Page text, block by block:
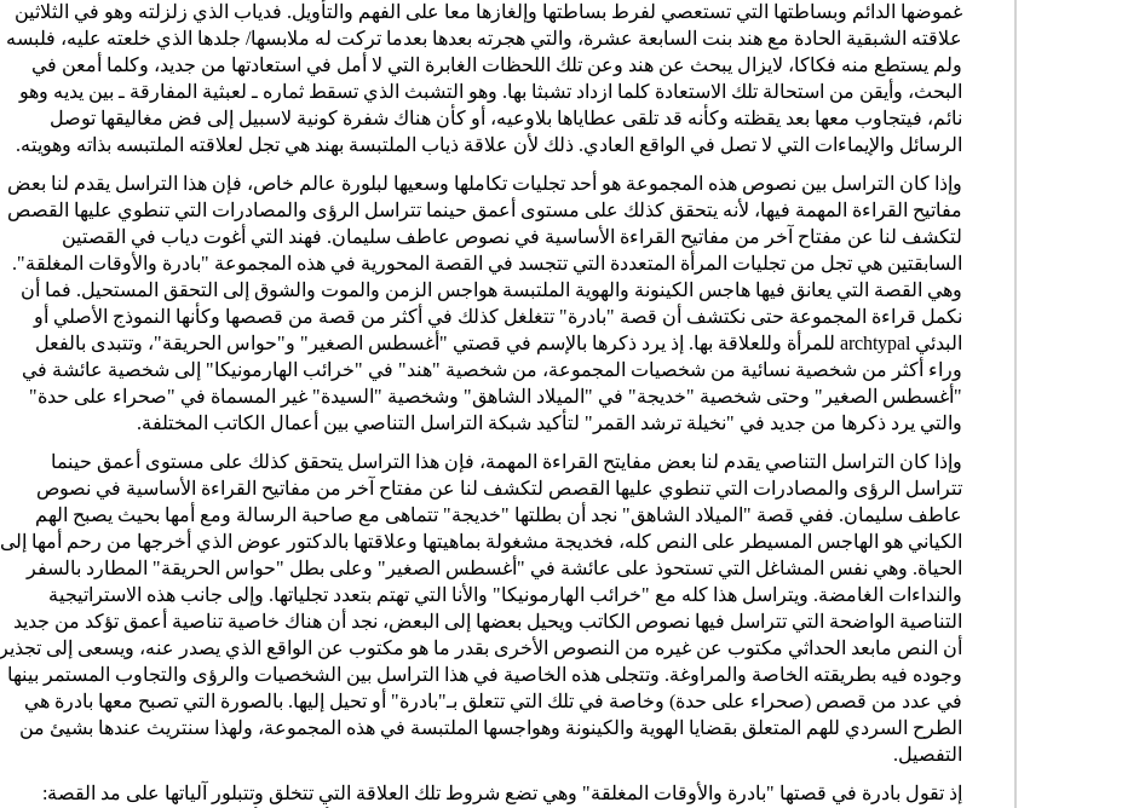
غموضها الدائم وبساطتها التي تستعصي لفرط بساطتها وإلغازها معا على الفهم والتأويل. فدياب الذي زلزلته وهو في الثلاثين
علاقته الشبقية الحادة مع هند بنت السابعة عشرة، والتي هجرته بعدها بعدما تركت له ملابسها/ جلدها الذي خلعته عليه، فلبسه
ولم يستطع منه فكاكا، لايزال يبحث عن هند وعن تلك اللحظات الغابرة التي لا أمل في استعادتها من جديد، وكلما أمعن في
البحث، وأيقن من استحالة تلك الاستعادة كلما ازداد تشبثا بها. وهو التشبث الذي تسقط ثماره ـ لعبثية المفارقة ـ بين يديه وهو
نائم، فيتجاوب معها بعد يقظته وكأنه قد تلقى عطاياها بلاوعيه، أو كأن هناك شفرة كونية لاسبيل إلى فض مغاليقها توصل
الرسائل والإيماءات التي لا تصل في الواقع العادي. ذلك لأن علاقة ذياب الملتبسة بهند هي تجل لعلاقته الملتبسه بذاته وهويته.
وإذا كان التراسل بين نصوص هذه المجموعة هو أحد تجليات تكاملها وسعيها لبلورة عالم خاص، فإن هذا التراسل يقدم لنا بعض
مفاتيح القراءة المهمة فيها، لأنه يتحقق كذلك على مستوى أعمق حينما تتراسل الرؤى والمصادرات التي تنطوي عليها القصص
لتكشف لنا عن مفتاح آخر من مفاتيح القراءة الأساسية في نصوص عاطف سليمان. فهند التي أغوت دياب في القصتين
السابقتين هي تجل من تجليات المرأة المتعددة التي تتجسد في القصة المحورية في هذه المجموعة "بادرة والأوقات المغلقة".
وهي القصة التي يعانق فيها هاجس الكينونة والهوية الملتبسة هواجس الزمن والموت والشوق إلى التحقق المستحيل. فما أن
نكمل قراءة المجموعة حتى نكتشف أن قصة "بادرة" تتغلغل كذلك في أكثر من قصة من قصصها وكأنها النموذج الأصلي أو
البدئي archtypal للمرأة وللعلاقة بها. إذ يرد ذكرها بالإسم في قصتي "أغسطس الصغير" و"حواس الحريقة"، وتتبدى بالفعل
وراء أكثر من شخصية نسائية من شخصيات المجموعة، من شخصية "هند" في "خرائب الهارمونيكا" إلى شخصية عائشة في
"أغسطس الصغير" وحتى شخصية "خديجة" في "الميلاد الشاهق" وشخصية "السيدة" غير المسماة في "صحراء على حدة"
والتي يرد ذكرها من جديد في "نخيلة ترشد القمر" لتأكيد شبكة التراسل التناصي بين أعمال الكاتب المختلفة.
وإذا كان التراسل التناصي يقدم لنا بعض مفايتح القراءة المهمة، فإن هذا التراسل يتحقق كذلك على مستوى أعمق حينما
تتراسل الرؤى والمصادرات التي تنطوي عليها القصص لتكشف لنا عن مفتاح آخر من مفاتيح القراءة الأساسية في نصوص
عاطف سليمان. ففي قصة "الميلاد الشاهق" نجد أن بطلتها "خديجة" تتماهى مع صاحبة الرسالة ومع أمها بحيث يصبح الهم
الكياني هو الهاجس المسيطر على النص كله، فخديجة مشغولة بماهيتها وعلاقتها بالدكتور عوض الذي أخرجها من رحم أمها إلى
الحياة. وهي نفس المشاغل التي تستحوذ على عائشة في "أغسطس الصغير" وعلى بطل "حواس الحريقة" المطارد بالسفر
والنداءات الغامضة. ويتراسل هذا كله مع "خرائب الهارمونيكا" والأنا التي تهتم بتعدد تجلياتها. وإلى جانب هذه الاستراتيجية
التناصية الواضحة التي تتراسل فيها نصوص الكاتب ويحيل بعضها إلى البعض، نجد أن هناك خاصية تناصية أعمق تؤكد من جديد
أن النص مابعد الحداثي مكتوب عن غيره من النصوص الأخرى بقدر ما هو مكتوب عن الواقع الذي يصدر عنه، ويسعى إلى تجذير
وجوده فيه بطريقته الخاصة والمراوغة. وتتجلى هذه الخاصية في هذا التراسل بين الشخصيات والرؤى والتجاوب المستمر بينها
في عدد من قصص (صحراء على حدة) وخاصة في تلك التي تتعلق بـ"بادرة" أو تحيل إليها. بالصورة التي تصبح معها بادرة هي
الطرح السردي للهم المتعلق بقضايا الهوية والكينونة وهواجسها الملتبسة في هذه المجموعة، ولهذا سنتريث عندها بشيئ من
التفصيل.
إذ تقول بادرة في قصتها "بادرة والأوقات المغلقة" وهي تضع شروط تلك العلاقة التي تتخلق وتتبلور آلياتها على مد القصة: